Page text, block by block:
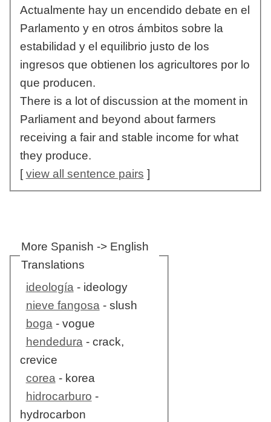
Actualmente hay un encendido debate en el
Parlamento y en otros ámbitos sobre la
estabilidad y el equilibrio justo de los
ingresos que obtienen los agricultores por lo
que producen.
There is a lot of discussion at the moment in
Parliament and beyond about farmers
receiving a fair and stable income for what
they produce.
[view all sentence pairs ]
More Spanish -> English
Translations
ideología - ideology
nieve fangosa - slush
boga - vogue
hendedura - crack,
crevice
corea - korea
hidrocarburo -
hydrocarbon